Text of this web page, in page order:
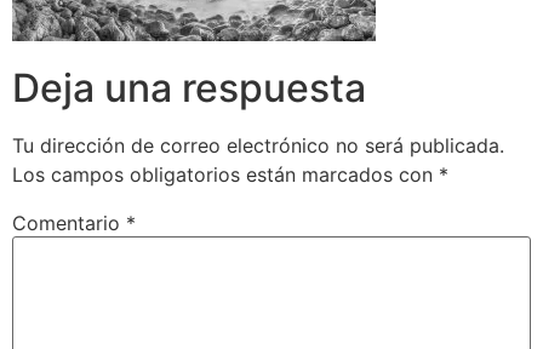
Deja una respuesta
Tu dirección de correo electrónico no será publicada.
Los campos obligatorios están marcados con *
Comentario *